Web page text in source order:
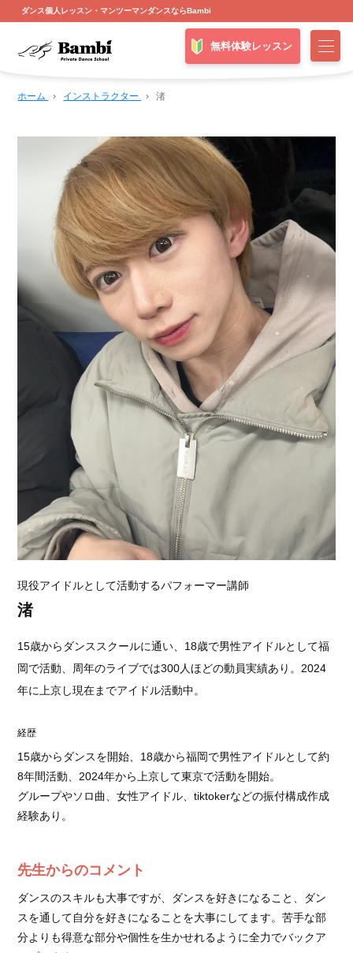
ダンス個人レッスン・マンツーマンダンスならBambi
無料体験レッスン
ホーム › インストラクター › 渚
現役アイドルとして活動するパフォーマー講師
渚
15歳からダンススクールに通い、18歳で男性アイドルとして福
岡で活動、周年のライブでは300人ほどの動員実績あり。2024
年に上京し現在までアイドル活動中。
経歴
15歳からダンスを開始、18歳から福岡で男性アイドルとして約
8年間活動、2024年から上京して東京で活動を開始。
グループやソロ曲、女性アイドル、tiktokerなどの振付構成作成
経験あり。
先生からのコメント
ダンスのスキルも大事ですが、ダンスを好きになること、ダン
スを通して自分を好きになることを大事にしてます。苦手な部
分よりも得意な部分や個性を生かせれるように全力でバックア